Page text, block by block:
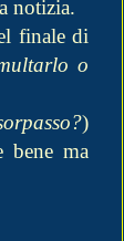
notizia.
finale di
o
)
bene ma